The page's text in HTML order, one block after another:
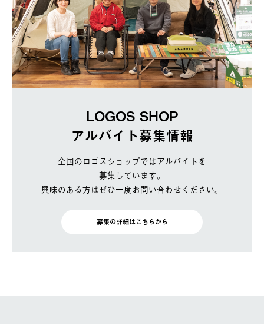
LOGOS SHOP
アルバイト募集情報
全国のロゴスショップではアルバイトを
募集しています。
興味のある方はぜひ一度お問い合わせください。
募集の詳細はこちらから